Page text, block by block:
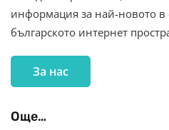
информация за най-новото в
българското интернет
За нас
Още…